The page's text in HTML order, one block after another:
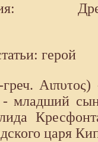
герой
Αιπυτος)
младший сын
царя